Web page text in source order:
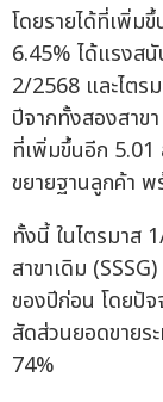
โดยรายได้ที่เพิ่ม
6.45% ได้แรงส
2/2568 และไตร
ปีจากทั้งสองสาข
ที่เพิ่มขึ้นอีก 5.01
ขยายฐานลูกค้า
ทั้งนี้ ในไตรมาส
สาขาเดิม
ของปีก่อน โดยปั
สัดส่วนยอดขายร
74%